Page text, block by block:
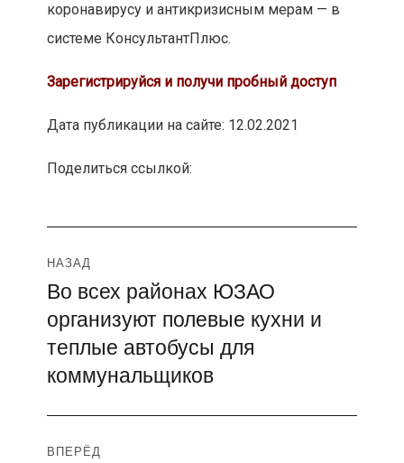
коронавирусу и антикризисным мерам — в
системе КонсультантПлюс.
Зарегистрируйся и получи пробный доступ
Дата публикации на сайте: 12.02.2021
Поделиться ссылкой:
Навигация
по
записям
НАЗАД
Предыдущая
запись:
Во всех районах ЮЗАО
организуют полевые кухни и
теплые автобусы для
коммунальщиков
ВПЕРЁД